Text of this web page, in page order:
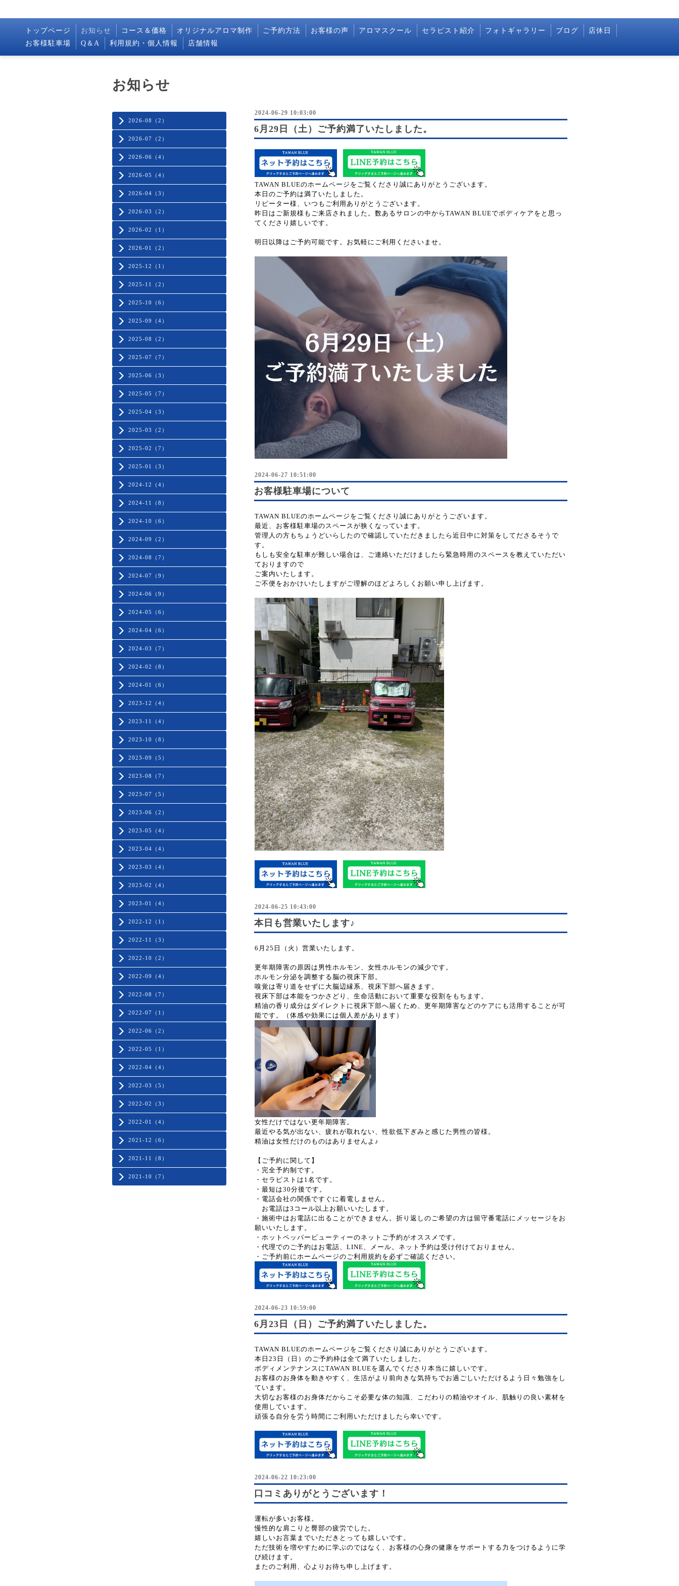
トップページ お知らせ コース＆価格 オリジナルアロマ制作 ご予約方法 お客様の声 アロマスクール セラピスト紹介 フォトギャラリー ブログ
店休日
お客様駐車場
Q＆A 利用規約・個人情報 店舗情報
2026-08（2）
2026-07（2）
2026-06（4）
2026-05（4）
2026-04（3）
2026-03（2）
2026-02（1）
2026-01（2）
2025-12（1）
2025-11（2）
2025-10（6）
2025-09（4）
2025-08（2）
2025-07（7）
2025-06（3）
2025-05（7）
2025-04（3）
2025-03（2）
2025-02（7）
2025-01（3）
2024-12（4）
2024-11（8）
2024-10（6）
2024-09（2）
2024-08（7）
2024-07（9）
2024-06（9）
2024-05（6）
2024-04（6）
2024-03（7）
2024-02（8）
2024-01（6）
2023-12（4）
2023-11（4）
2023-10（8）
2023-09（5）
2023-08（7）
2023-07（5）
2023-06（2）
2023-05（4）
2023-04（4）
2023-03（4）
2023-02（4）
2023-01（4）
2022-12（1）
2022-11（3）
2022-10（2）
2022-09（4）
2022-08（7）
2022-07（1）
2022-06（2）
2022-05（1）
2022-04（4）
2022-03（5）
2022-02（3）
2022-01（4）
2021-12（6）
2021-11（8）
2021-10（7）
お知らせ
2024-06-29 10:03:00
6月29日（土）ご予約満了いたしました。
TAWAN BLUEのホームページをご覧くださり誠にありがとうございます。
本日のご予約は満了いたしました。
リピーター様、いつもご利用ありがとうございます。
昨日はご新規様もご来店されました。数あるサロンの中からTAWAN BLUEでボディケアをと思っ
てくださり嬉しいです。
明日以降はご予約可能です。お気軽にご利用くださいませ。
2024-06-27 10:51:00
お客様駐車場について
TAWAN BLUEのホームページをご覧くださり誠にありがとうございます。
最近、お客様駐車場のスペースが狭くなっています。
管理人の方もちょうどいらしたので確認していただきましたら近日中に対策をしてださるそうで
す。
もしも安全な駐車が難しい場合は、ご連絡いただけましたら緊急時用のスペースを教えていただい
ておりますので
ご案内いたします。
ご不便をおかけいたしますがご理解のほどよろしくお願い申し上げます。
2024-06-25 10:43:00
本日も営業いたします♪
6月25日（火）営業いたします。
更年期障害の原因は男性ホルモン、女性ホルモンの減少です。
ホルモン分泌を調整する脳の視床下部。
嗅覚は寄り道をせずに大脳辺縁系、視床下部へ届きます。
視床下部は本能をつかさどり、生命活動において重要な役割をもちます。
精油の香り成分はダイレクトに視床下部へ届くため、更年期障害などのケアにも活用することが可
能です。（体感や効果には個人差があります）
女性だけではない更年期障害。
最近やる気が出ない、疲れが取れない、性欲低下ぎみと感じた男性の皆様。
精油は女性だけのものはありませんよ♪
【ご予約に関して】
・完全予約制です。
・セラピストは1名です。
・最短は30分後です。
・電話会社の関係ですぐに着電しません。
お電話は3コール以上お願いいたします。
・施術中はお電話に出ることができません。折り返しのご希望の方は留守番電話にメッセージをお
願いいたします。
・ホットペッパービューティーのネットご予約がオススメです。
・代理でのご予約はお電話、LINE、メール。ネット予約は受け付けておりません。
・ご予約前にホームページのご利用規約を必ずご確認ください。
2024-06-23 10:59:00
6月23日（日）ご予約満了いたしました。
TAWAN BLUEのホームページをご覧くださり誠にありがとうございます。
本日23日（日）のご予約枠は全て満了いたしました。
ボディメンテナンスにTAWAN BLUEを選んでくださり本当に嬉しいです。
お客様のお身体を動きやすく、生活がより前向きな気持ちでお過ごしいただけるよう日々勉強をし
ています。
大切なお客様のお身体だからこそ必要な体の知識、こだわりの精油やオイル、肌触りの良い素材を
使用しています。
頑張る自分を労う時間にご利用いただけましたら幸いです。
2024-06-22 10:23:00
口コミありがとうございます！
運転が多いお客様。
慢性的な肩こりと臀部の疲労でした。
嬉しいお言葉までいただきとっても嬉しいです。
ただ技術を増やすために学ぶのではなく、お客様の心身の健康をサポートする力をつけるように学
び続けます。
またのご利用、心よりお待ち申し上げます。